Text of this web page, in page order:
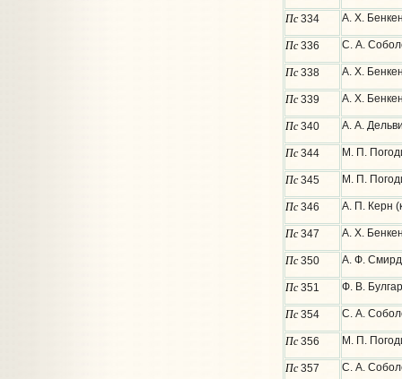
Пс334 А. Х.
Пс336 С. А.
Пс338 А. Х.
Пс339 А. Х.
Пс340 А. А.
Пс344 М. П.
Пс345 М. П.
Пс346 А. П. Керн
Пс347 А. Х.
Пс350 А. Ф.
Пс351 Ф. В.
Пс354 С. А.
Пс356 М. П.
Пс357 С. А.